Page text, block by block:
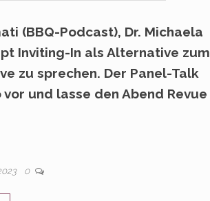
(BBQ-Podcast), Dr. Michaela
Inviting-In als Alternative zum
zu sprechen. Der Panel-Talk
und lasse den Abend Revue
0